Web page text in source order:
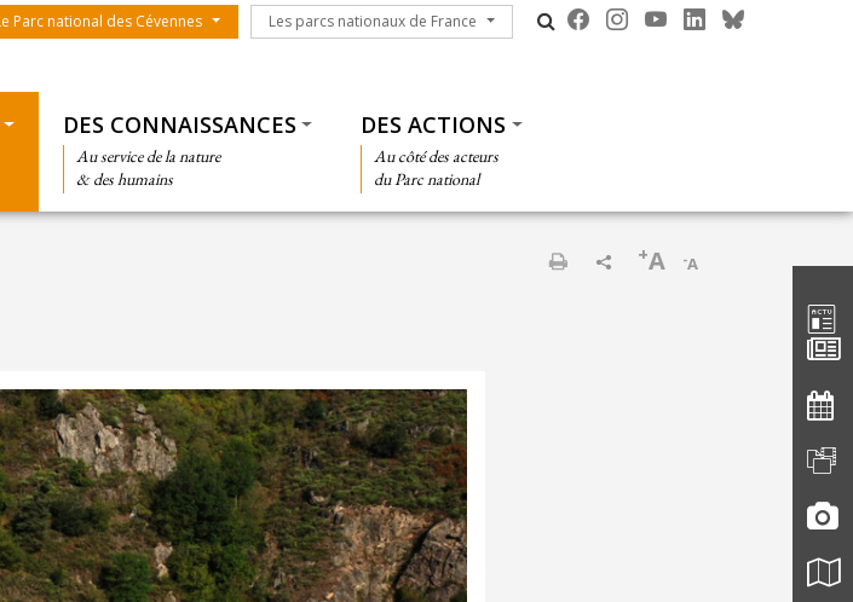
du parc
Parc national des Cévennes Les parcs nationaux de France
Les parcs nationaux de France
DES CONNAISSANCES
Au service de la nature
& des humains
DES ACTIONS
Au côté des acteurs
du Parc national
-A
+A